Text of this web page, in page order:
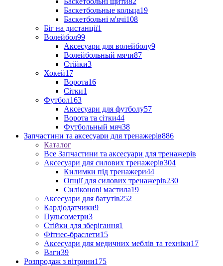
Баскетбольные кольца19
Баскетбольні м'ячі108
Біг на дистанції1
Волейбол99
Аксесуари для волейболу9
Волейбольный мячи87
Стійки3
Хокей17
Ворота16
Сітки1
Футбол163
Аксесуари для футболу57
Ворота та сітки44
Футбольный мяч38
Запчастини та аксесуари для тренажерів886
Каталог
Все Запчастини та аксесуари для тренажерів
Аксесуари для силових тренажерів304
Килимки під тренажери44
Опції для силових тренажерів230
Силіконові мастила19
Аксесуари для батутів252
Кардіодатчики9
Пульсометри3
Стійки для зберігання1
Фітнес-браслети15
Аксесуари для медичних меблів та техніки17
Ваги39
Розпродаж з вітрини175